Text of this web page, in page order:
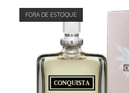
FORA DE ESTOQUE